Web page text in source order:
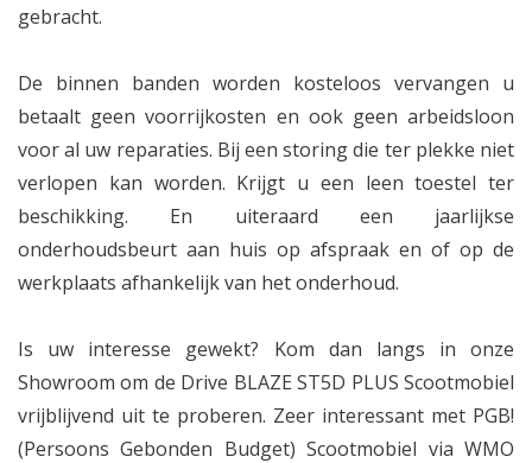
gebracht.
De binnen banden worden kosteloos vervangen u
betaalt geen voorrijkosten en ook geen arbeidsloon
voor al uw reparaties. Bij een storing die ter plekke niet
verlopen kan worden. Krijgt u een leen toestel ter
beschikking. En uiteraard een jaarlijkse
onderhoudsbeurt aan huis op afspraak en of op de
werkplaats afhankelijk van het onderhoud.
Is uw interesse gewekt? Kom dan langs in onze
Showroom om de Drive BLAZE ST5D PLUS Scootmobiel
vrijblijvend uit te proberen. Zeer interessant met PGB!
(Persoons Gebonden Budget) Scootmobiel via WMO